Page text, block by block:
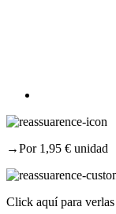
→Por 1,95 € unidad
Click aquí para verlas